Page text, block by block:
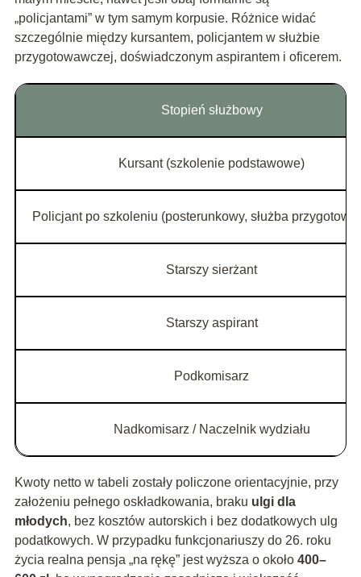
„policjantami” w tym samym korpusie. Różnice widać
szczególnie między kursantem, policjantem w służbie
przygotowawczej, doświadczonym aspirantem i oficerem.
Stopień służbowy
Kursant (szkolenie podstawowe)
Policjant po szkoleniu (posterunkowy, służba
Starszy sierżant
Starszy aspirant
Podkomisarz
Nadkomisarz / Naczelnik wydziału
Kwoty netto w tabeli zostały policzone orientacyjnie, przy
założeniu pełnego oskładkowania, braku ulgi dla
młodych, bez kosztów autorskich i bez dodatkowych ulg
podatkowych. W przypadku funkcjonariuszy do 26. roku
życia realna pensja „na rękę” jest wyższa o około 400–